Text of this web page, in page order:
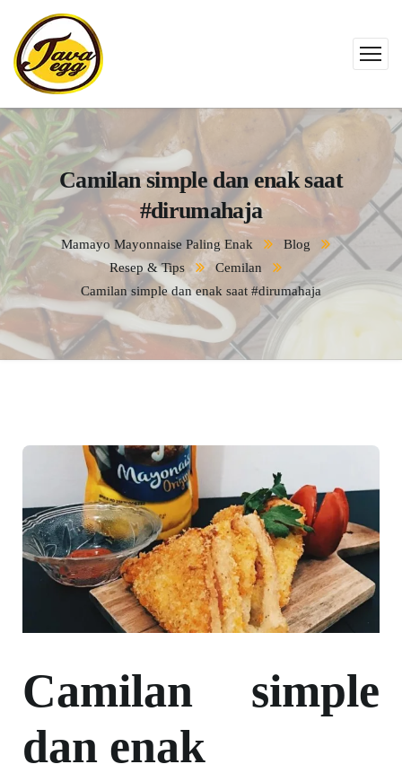
Camilan simple dan enak saat
#dirumahaja
Mamayo Mayonnaise Paling Enak
Blog
Resep & Tips
Cemilan
Camilan simple dan enak saat #dirumahaja
Camilan simple
dan enak